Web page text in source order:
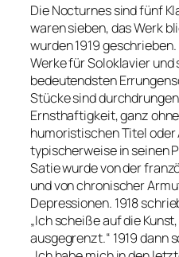
Die Nocturnes sind fünf
waren sieben, das Werk
wurden 1919
Werke für Soloklavier und
bedeutendsten
Stücke sind
Ernsthaftigkeit, ganz
humoristischen Titel oder
typischerweise in seinen
Satie wurde von der
und von chronischer
Depressionen. 1918
„Ich scheiße auf die
ausgegrenzt.“ 1919 dann